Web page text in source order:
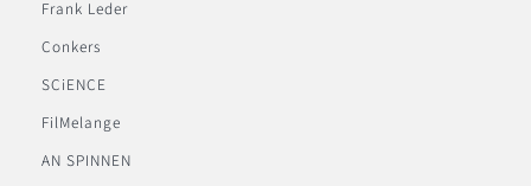
Frank Leder
Conkers
SCiENCE
FilMelange
AN SPINNEN